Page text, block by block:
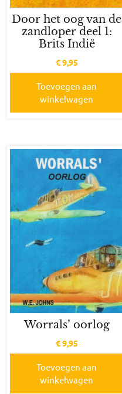
Door het oog van de
zandloper deel 1:
Brits Indië
€9,95
Toevoegen aan
winkelwagen
Worrals’ oorlog
€9,95
Toevoegen aan
winkelwagen